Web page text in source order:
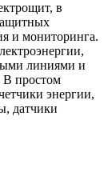
в
и мониторинга.
линиями и
В простом
энергии,
датчики